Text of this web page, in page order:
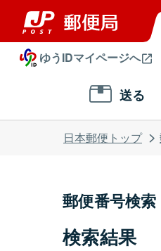
ゆうIDマイページへ
送る
日本郵便トップ
郵便番号検索
検索結果